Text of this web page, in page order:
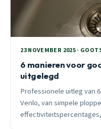
23 NOVEMBER 2025 ·
6 manieren voor
uitgelegd
Professionele uitleg van
Venlo, van simpele